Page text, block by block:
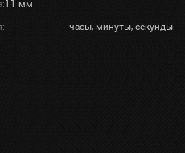
11 мм
часы, минуты, секунды